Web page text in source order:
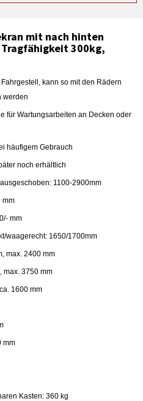
mit nach hinten
300kg,
kann so mit den Rädern
werden
für Wartungsarbeiten an Decken oder
häufigem Gebrauch
noch erhältlich
1100-2900mm
mm
mm
waagerecht: 1650/1700mm
max. 2400 mm
max. 3750 mm
1600 mm
mm
Kasten: 360 kg